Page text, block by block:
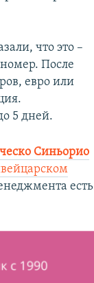
что это –
После
евро или
5 дней.
Синьорио
есть